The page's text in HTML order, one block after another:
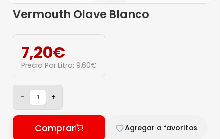
Vermouth Olave Blanco
7,20€
Precio Por Litro: 9,60€
- +
Comprar Agregar a favoritos